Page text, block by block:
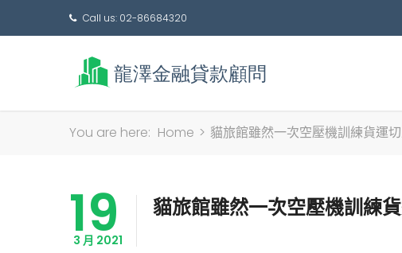
Call us: 02-86684320
You are here: Home > 貓旅館雖然一次空壓機訓練貨運
19
3 月 2021
貓旅館雖然一次空壓機訓練